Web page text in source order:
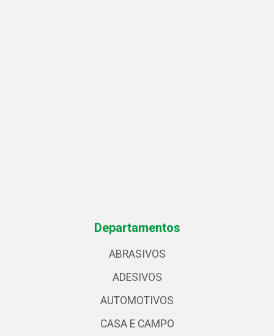
Departamentos
ABRASIVOS
ADESIVOS
AUTOMOTIVOS
CASA E CAMPO